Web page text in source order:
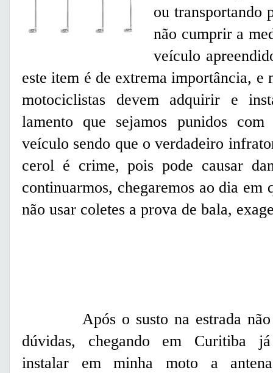
ou transportando
não cumprir a
veículo
este item é de extrema importância,
motociclistas devem adquirir e
lamento que sejamos punidos
veículo sendo que o verdadeiro
cerol é crime, pois pode causar
continuarmos, chegaremos ao dia em
não usar coletes a prova de bala,
Após o susto na estrada não
dúvidas, chegando em Curitiba
instalar em minha moto a